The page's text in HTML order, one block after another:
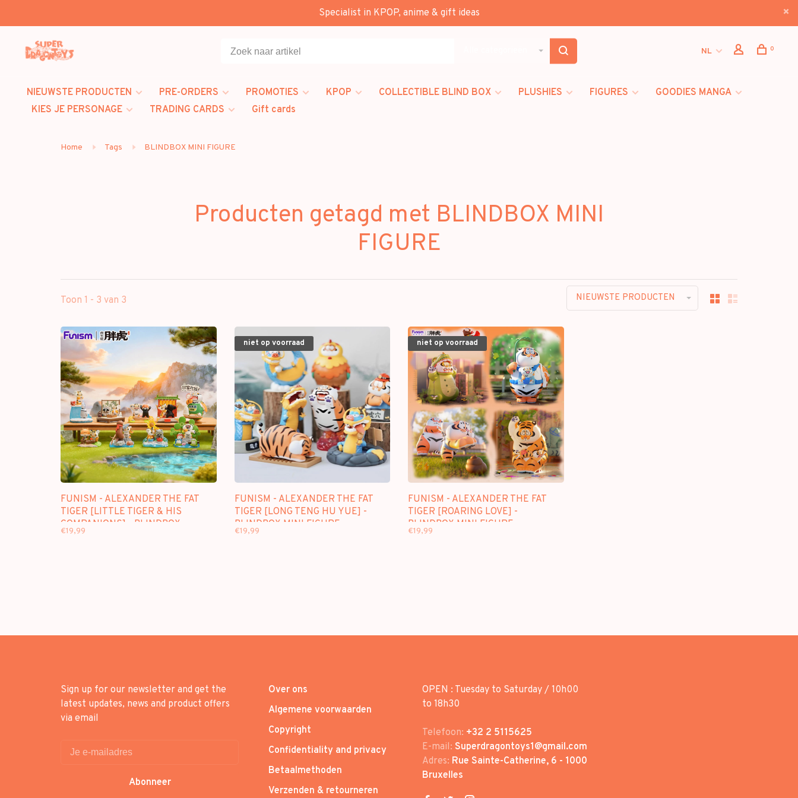
Specialist in KPOP, anime & gift ideas
NL 0
NIEUWSTE PRODUCTEN PRE-ORDERS PROMOTIES KPOP COLLECTIBLE BLIND BOX PLUSHIES FIGURES
GOODIES MANGA
KIES JE PERSONAGE
TRADING CARDS Gift cards
Home Tags BLINDBOX MINI FIGURE
Producten getagd met BLINDBOX MINI
FIGURE
Toon 1 - 3 van 3 NIEUWSTE PRODUCTEN
FUNISM - ALEXANDER THE FAT
TIGER [LITTLE TIGER & HIS
COMPANIONS] - BLINDBOX
FIGURE
€19,99
niet op voorraad
FUNISM - ALEXANDER THE FAT
TIGER [LONG TENG HU YUE] -
BLINDBOX MINI FIGURE
€19,99
niet op voorraad
FUNISM - ALEXANDER THE FAT
TIGER [ROARING LOVE] -
BLINDBOX MINI FIGURE
€19,99
Sign up for our newsletter and get the
latest updates, news and product offers
via email
Abonneer
Over ons
Algemene voorwaarden
Copyright
Confidentiality and privacy
Betaalmethoden
Verzenden & retourneren
OPEN : Tuesday to Saturday / 10h00
to 18h30
Telefoon: +32 2 5115625
E-mail: Superdragontoys1@gmail.com
Adres: Rue Sainte-Catherine, 6 - 1000
Bruxelles